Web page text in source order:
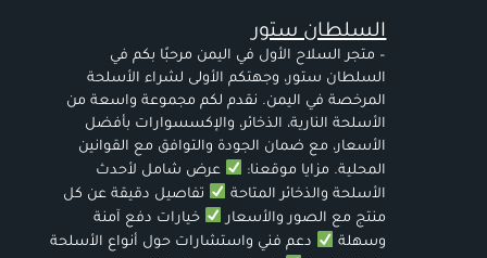
السلطان ستور
– متجر السلاح الأول في اليمن مرحبًا بكم في
السلطان ستور، وجهتكم الأولى لشراء الأسلحة
المرخصة في اليمن. نقدم لكم مجموعة واسعة من
الأسلحة النارية، الذخائر، والإكسسوارات بأفضل
الأسعار، مع ضمان الجودة والتوافق مع القوانين
المحلية. مزايا موقعنا:
عرض شامل لأحدث
الأسلحة والذخائر المتاحة
تفاصيل دقيقة عن كل
منتج مع الصور والأسعار
خيارات دفع آمنة
وسهلة
دعم فني واستشارات حول أنواع الأسلحة